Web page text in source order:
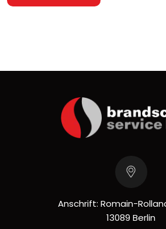
Anschrift: Romain-
13089 Berlin